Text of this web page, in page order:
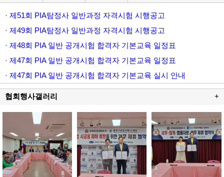
· 제51회 PIA탐정사 일반과정 자격시험 시행공고
· 제49회 PIA탐정사 일반과정 자격시험 시행공고
· 제48회 PIA 일반 공개시험 합격자 기본교육 일정표
· 제47회 PIA 일반 공개시험 합격자 기본교육 일정표
· 제47회 PIA 일반 공개시험 합격자 기본교육 실시 안내
협회행사갤러리 +